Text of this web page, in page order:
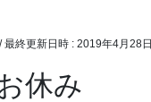
/ 最終更新日時 : 2019年4月28日
休み